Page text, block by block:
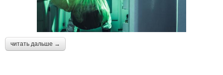
читать дальше →